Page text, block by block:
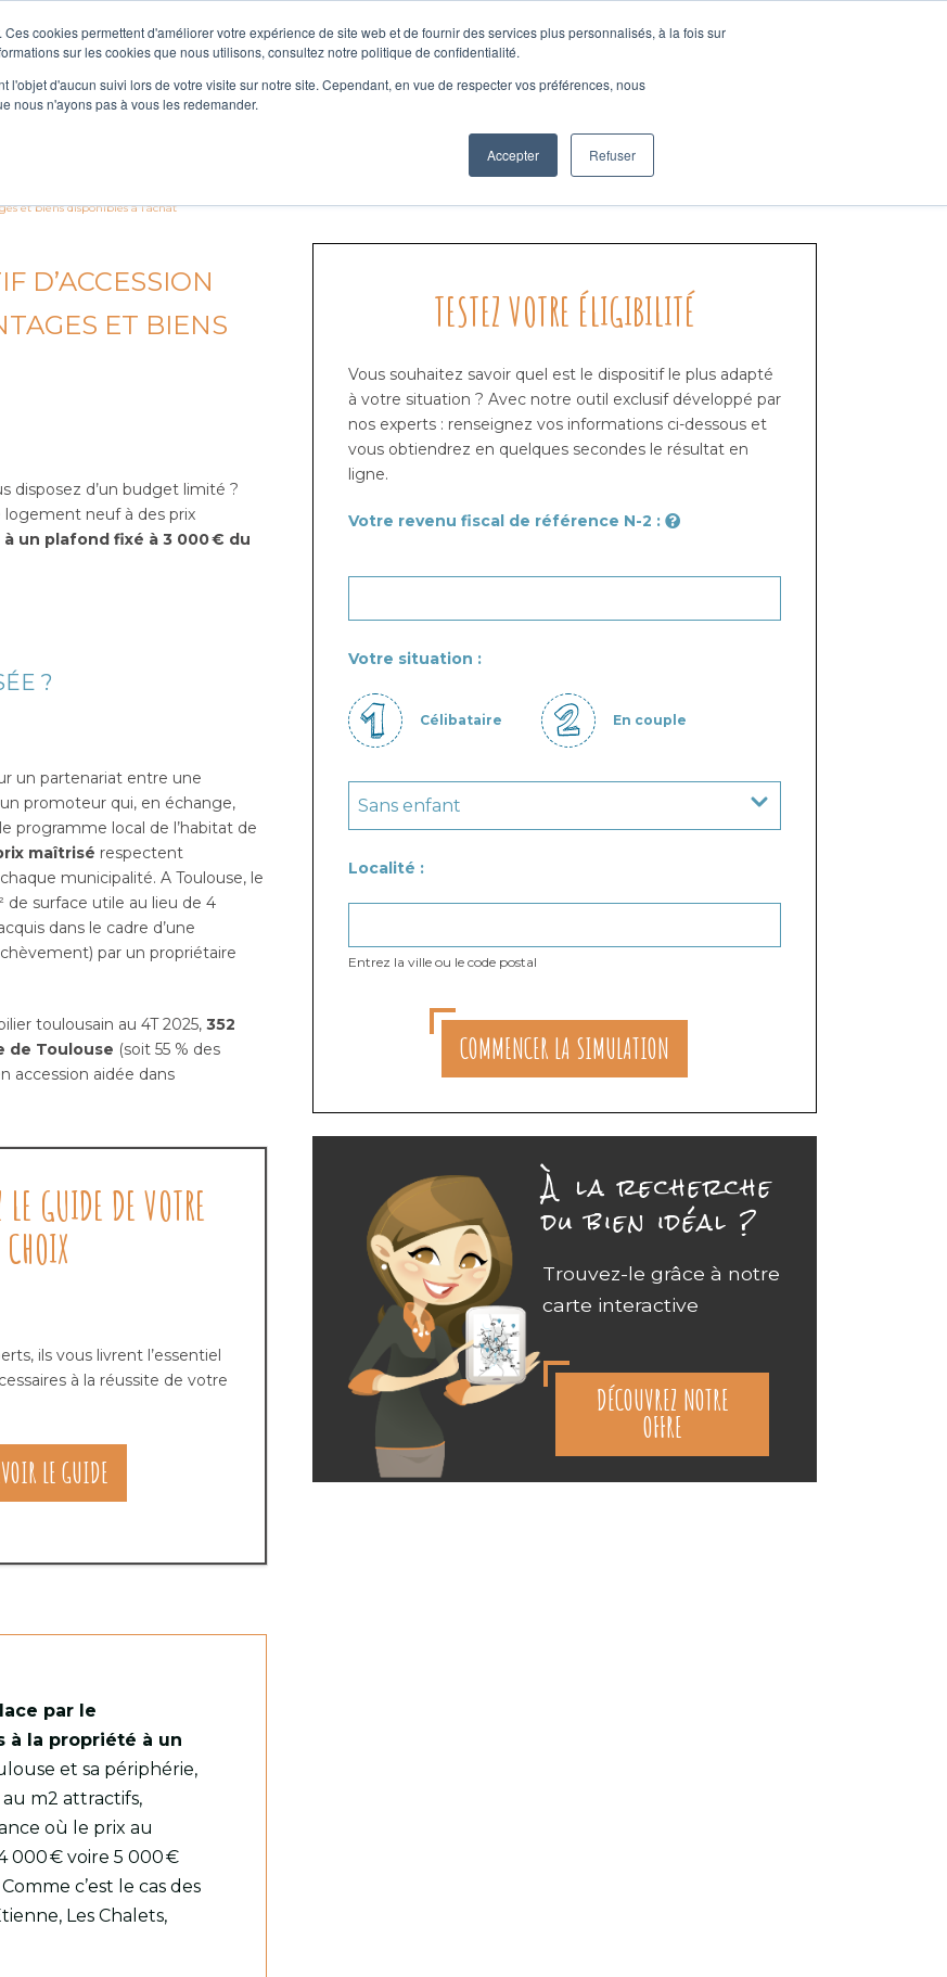
cookies permettent d'améliorer votre expérience de site web et de fournir des services plus personnalisés, à la fois sur
sur les cookies que nous utilisons, consultez notre politique de confidentialité.
l'objet d'aucun suivi lors de votre visite sur notre site. Cependant, en vue de respecter vos préférences, nous
nous n'ayons pas à vous les redemander.
Accepter Refuser
CONTACT
NOS CONSEILS
et biens disponibles à l’achat
D’ACCESSION
ET BIENS
disposez d’un budget limité ?
logement neuf à des prix
à un plafond fixé à 3 000 € du
?
un partenariat entre une
promoteur qui, en échange,
programme local de l’habitat de
maîtrisé respectent
municipalité. A Toulouse, le
de surface utile au lieu de 4
dans le cadre d’une
par un propriétaire
toulousain au 4T 2025, 352
de Toulouse (soit 55 % des
accession aidée dans
LE GUIDE DE VOTRE
CHOIX
ils vous livrent l’essentiel
à la réussite de votre
LE GUIDE
par le
à la propriété à un
et sa périphérie,
m2 attractifs,
où le prix au
000 € voire 5 000 €
c’est le cas des
Les Chalets,
TESTEZ VOTRE ÉLIGIBILITÉ
Vous souhaitez savoir quel est le dispositif le plus adapté
à votre situation ? Avec notre outil exclusif développé par
nos experts : renseignez vos informations ci-dessous et
vous obtiendrez en quelques secondes le résultat en
ligne.
Votre revenu fiscal de référence N-2 :
Votre situation :
Célibataire En couple
Localité :
Entrez la ville ou le code postal
COMMENCER LA SIMULATION
À la recherche
du bien idéal ?
Trouvez-le grâce à notre
carte interactive
DÉCOUVREZ NOTRE
OFFRE